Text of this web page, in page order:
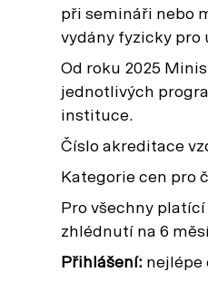
při semináři nebo
vydány fyzicky pro
Od roku 2025
jednotlivých
instituce.
Číslo akreditace
Kategorie cen pro
Pro všechny
zhlédnutí na 6
Přihlášení: nejlépe